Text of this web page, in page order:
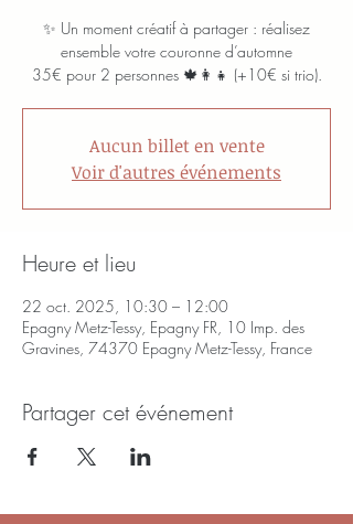
✨ Un moment créatif à partager : réalisez
ensemble votre couronne d’automne
35€ pour 2 personnes 🍁👩‍👧 (+10€ si trio).
Aucun billet en vente
Voir d'autres événements
Heure et lieu
22 oct. 2025, 10:30 – 12:00
Epagny Metz-Tessy, Epagny FR, 10 Imp. des
Gravines, 74370 Epagny Metz-Tessy, France
Partager cet événement